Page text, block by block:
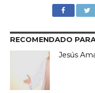
RECOMENDADO
Jesús